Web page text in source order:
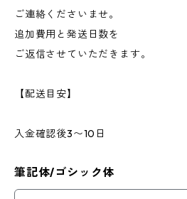
ご連絡くださいませ。
追加費用と発送日数を
ご返信させていただきます。
【配送目安】
入金確認後3〜10日
筆記体/ゴシック体